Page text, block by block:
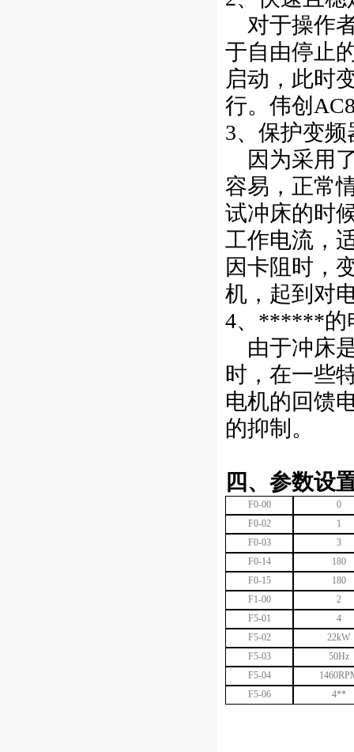
对于操作
于自由停止
启动，此时
行。伟创
3、保护变
因为采用
容易，正常
试冲床的时
工作电流，
因卡阻时，
机，起到对
4、******的
由于冲床
时，在一些
电机的回馈
的抑制。
四、参数设
F0-00
0
F0-02
1
F0-03
3
F0-14
180
F0-15
180
F1-00
2
F5-01
4
F5-02
22kW
F5-03
50Hz
F5-04
F5-06
4**